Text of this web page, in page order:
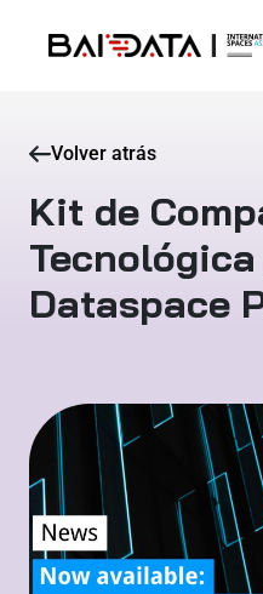
Volver atrás
Kit de
Dataspace